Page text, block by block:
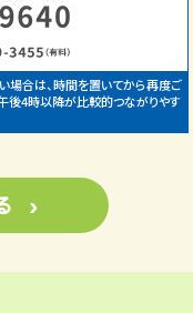
場合は、時間を置いてから再度ご
後4時以降が比較的つながりやす
›